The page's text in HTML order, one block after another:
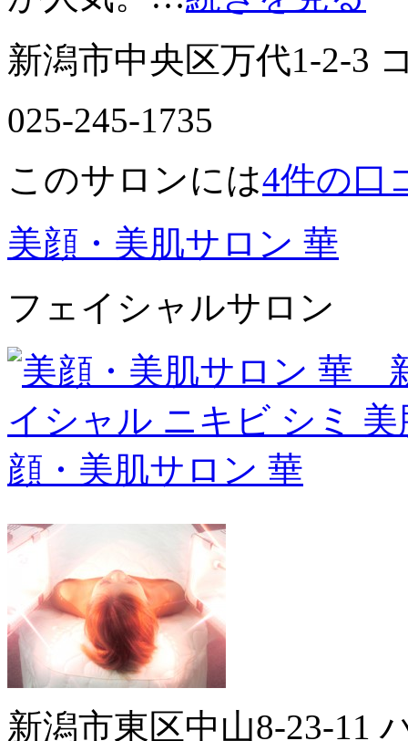
新潟市中央区万代1-2-3
025-245-1735
このサロンには4件の口
美顔・美肌サロン 華
フェイシャルサロン
新潟市東区中山8-23-11